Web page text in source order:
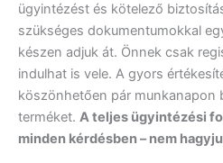
ügyintézést és kötelező
szükséges dokumentumokkal
készen adjuk át. Önnek csak
indulhat is vele. A gyors
köszönhetően pár munkanapon
terméket. A teljes ügyintézési
minden kérdésben – nem